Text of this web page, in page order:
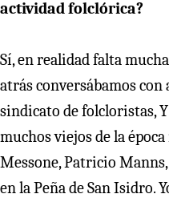
actividad folclórica?
Sí, en realidad falta
atrás conversábamos con
sindicato de folcloristas,
muchos viejos de la
Messone, Patricio
en la Peña de San Isidro.